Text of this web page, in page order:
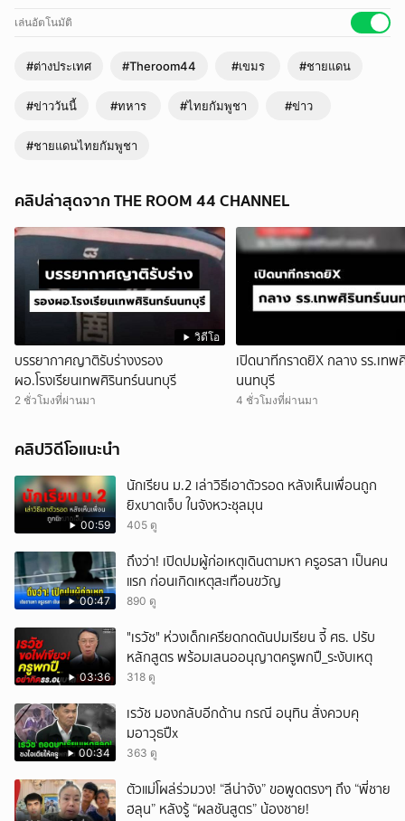
เล่นอัตโนมัติ
#ต่างประเทศ #Theroom44 #เขมร #ชายแดน
#ข่าววันนี้ #ทหาร #ไทยกัมพูชา #ข่าว
#ชายแดนไทยกัมพูชา
คลิปล่าสุดจาก THE ROOM 44 CHANNEL
วิดีโอ
บรรยากาศญาติรับร่างงรอง
ผอ.โรงเรียนเทพศิรินทร์นนทบุรี
2 ชั่วโมงที่ผ่านมา
เปิดนาทีกราดยิX กลาง รร.เทพ
นนทบุรี
4 ชั่วโมงที่ผ่านมา
คลิปวิดีโอแนะนำ
00:59
นักเรียน ม.2 เล่าวิธีเอาตัวรอด หลังเห็นเพื่อนถูก
ยิxบาดเจ็บ ในจังหวะชุลมุน
405 ดู
00:47
ถึงว่า! เปิดปมผู้ก่อเหตุเดินตามหา ครูอรสา เป็นคน
แรก ก่อนเกิดเหตุสะเทือนขวัญ
890 ดู
03:36
"เรวัช" ห่วงเด็กเครียดกดดันปมเรียน จี้ ศธ. ปรับ
หลักสูตร พร้อมเสนออนุญาตครูพกปื_ระงับเหตุ
318 ดู
00:34
เรวัช มองกลับอีกด้าน กรณี อนุทิน สั่งควบคุ
มอาวุธปืx
363 ดู
ตัวแม่โผล่ร่วมวง! “ลีน่าจัง” ขอพูดตรงๆ ถึง “พี่ชาย
ฮลุน” หลังรู้ “ผลชันสูตร” น้องชาย!